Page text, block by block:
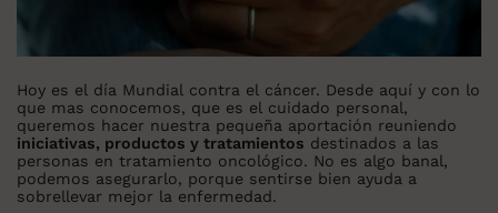
Hoy es el día Mundial contra el cáncer. Desde aquí y con lo
que mas conocemos, que es el cuidado personal,
queremos hacer nuestra pequeña aportación reuniendo
iniciativas, productos y tratamientos destinados a las
personas en tratamiento oncológico. No es algo banal,
podemos asegurarlo, porque sentirse bien ayuda a
sobrellevar mejor la enfermedad.